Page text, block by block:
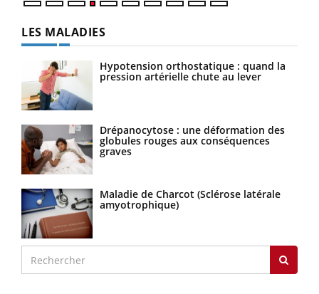
LES MALADIES
Hypotension orthostatique : quand la
pression artérielle chute au lever
Drépanocytose : une déformation des
globules rouges aux conséquences
graves
Maladie de Charcot (Sclérose latérale
amyotrophique)